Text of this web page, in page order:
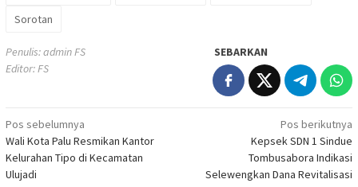
Sorotan
Penulis: admin FS
Editor: FS
SEBARKAN
Navigasi
pos
Pos sebelumnya
Wali Kota Palu Resmikan Kantor
Kelurahan Tipo di Kecamatan
Ulujadi
Pos berikutnya
Kepsek SDN 1 Sindue
Tombusabora Indikasi
Selewengkan Dana Revitalisasi